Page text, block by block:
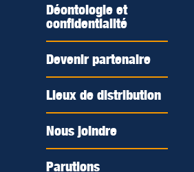
Déontologie et
confidentialité
Devenir partenaire
Lieux de distribution
Nous joindre
Parutions